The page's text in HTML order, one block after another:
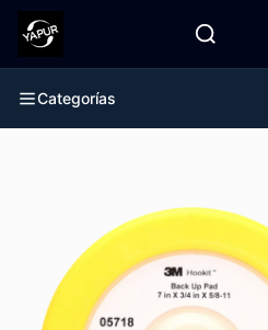
Categorías